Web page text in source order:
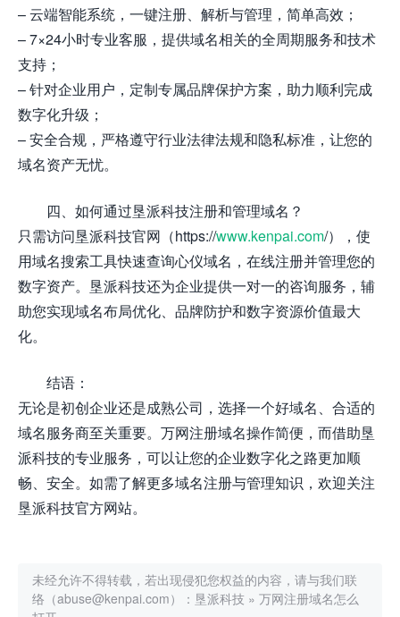
– 云端智能系统，一键注册、解析与管理，简单高效；
– 7×24小时专业客服，提供域名相关的全周期服务和技术
支持；
– 针对企业用户，定制专属品牌保护方案，助力顺利完成
数字化升级；
– 安全合规，严格遵守行业法律法规和隐私标准，让您的
域名资产无忧。
四、如何通过垦派科技注册和管理域名？
只需访问垦派科技官网（https://www.kenpai.com/），使
用域名搜索工具快速查询心仪域名，在线注册并管理您的
数字资产。垦派科技还为企业提供一对一的咨询服务，辅
助您实现域名布局优化、品牌防护和数字资源价值最大
化。
结语：
无论是初创企业还是成熟公司，选择一个好域名、合适的
域名服务商至关重要。万网注册域名操作简便，而借助垦
派科技的专业服务，可以让您的企业数字化之路更加顺
畅、安全。如需了解更多域名注册与管理知识，欢迎关注
垦派科技官方网站。
未经允许不得转载，若出现侵犯您权益的内容，请与我们联
络（abuse@kenpai.com）： 垦派科技 » 万网注册域名怎么